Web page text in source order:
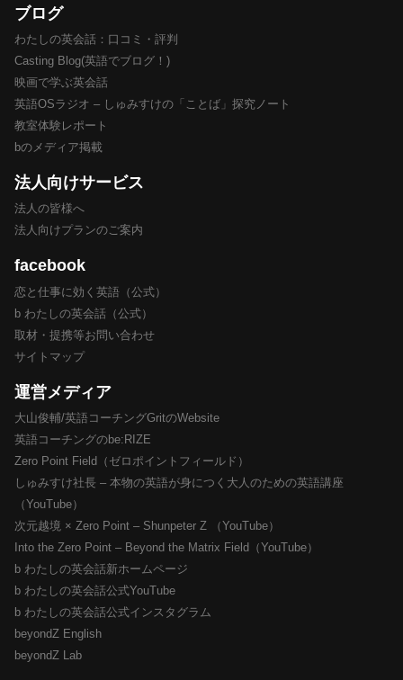
ブログ
わたしの英会話：口コミ・評判
Casting Blog(英語でブログ！)
映画で学ぶ英会話
英語OSラジオ – しゅみすけの「ことば」探究ノート
教室体験レポート
bのメディア掲載
法人向けサービス
法人の皆様へ
法人向けプランのご案内
facebook
恋と仕事に効く英語（公式）
b わたしの英会話（公式）
取材・提携等お問い合わせ
サイトマップ
運営メディア
大山俊輔/英語コーチングGritのWebsite
英語コーチングのbe:RIZE
Zero Point Field（ゼロポイントフィールド）
しゅみすけ社長 – 本物の英語が身につく大人のための英語講座
（YouTube）
次元越境 × Zero Point – Shunpeter Z （YouTube）
Into the Zero Point – Beyond the Matrix Field（YouTube）
b わたしの英会話新ホームページ
b わたしの英会話公式YouTube
b わたしの英会話公式インスタグラム
beyondZ English
beyondZ Lab